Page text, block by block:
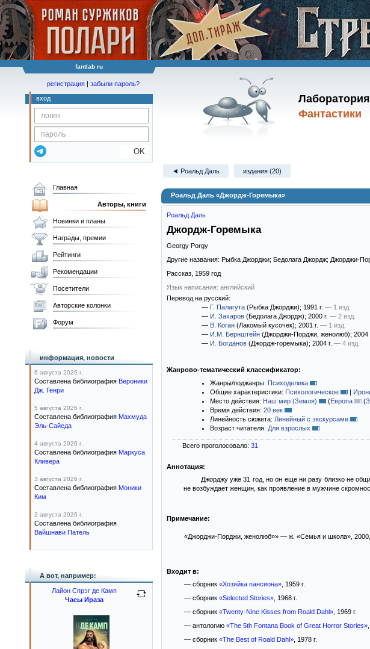
fantlab ru
Лаборатория
Фантастики
регистрация | забыли пароль?
вход
OK
◄ Роальд Даль издания (20)
Роальд Даль «Джордж-Горемыка»
Роальд Даль
Джордж-Горемыка
Georgy Porgy
Другие названия: Рыбка Джорджи; Бедолага Джордж; Джорджи-
Рассказ, 1959 год
Язык написания: английский
Перевод на русский:
— Г. Палагута (Рыбка Джорджи); 1991 г. — 1 изд.
— И. Захаров (Бедолага Джордж); 2000 г. — 2 изд.
— В. Коган (Лакомый кусочек); 2001 г. — 1 изд.
— И.М. Бернштейн (Джорджи-Порджи, женолюб); 2004
— И. Богданов (Джордж-горемыка); 2004 г. — 4 изд.
Жанрово-тематический классификатор:
Жанры/поджанры: Психоделика
Общие характеристики: Психологическое |
Место действия: Наш мир (Земля) (Европа (
Время действия: 20 век
Линейность сюжета: Линейный с экскурсами
Возраст читателя: Для взрослых
Всего проголосовало: 31
Аннотация:
Джорджу уже 31 год, но он еще ни разу близко не
не возбуждает женщин, как проявление в мужчине
Примечание:
«Джорджи-Порджи, женолюб»» — ж. «Семья и школа»,
Входит в:
— сборник «Хозяйка пансиона», 1959 г.
— сборник «Selected Stories», 1968 г.
— сборник «Twenty-Nine Kisses from Roald Dahl», 1969 г.
— антологию «The 5th Fontana Book of Great Horror Stories»,
— сборник «The Best of Roald Dahl», 1978 г.
Главная
Авторы, книги
Новинки и планы
Награды, премии
Рейтинги
Рекомендации
Посетители
Авторские колонки
Форум
информация, новости
6 августа 2026 г.
Составлена библиография Вероники
Дж. Генри
5 августа 2026 г.
Составлена библиография Махмуда
Эль-Сайеда
4 августа 2026 г.
Составлена библиография Маркуса
Кливера
3 августа 2026 г.
Составлена библиография Моники
Ким
2 августа 2026 г.
Составлена библиография
Вайшнави Патель
А вот, например:
Лайон Спрэг де Камп
Часы Ираза